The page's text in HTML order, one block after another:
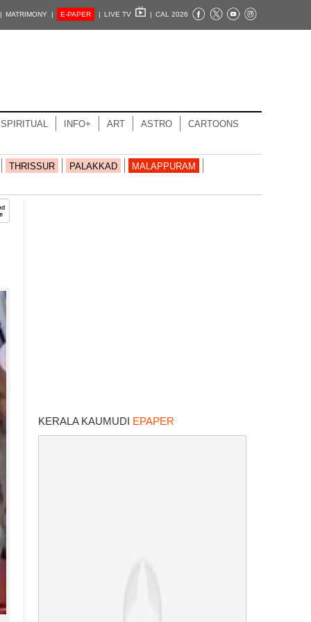
MATRIMONY | E-PAPER | LIVE TV | CAL 2026
SPIRITUAL INFO+ ART ASTRO CARTOONS
THRISSUR PALAKKAD MALAPPURAM
KERALA KAUMUDI EPAPER